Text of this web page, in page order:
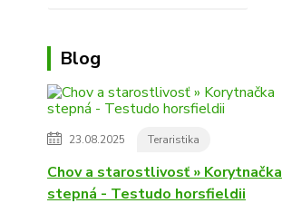
Blog
23.08.2025 Teraristika
Chov a starostlivosť » Korytnačka
stepná - Testudo horsfieldii